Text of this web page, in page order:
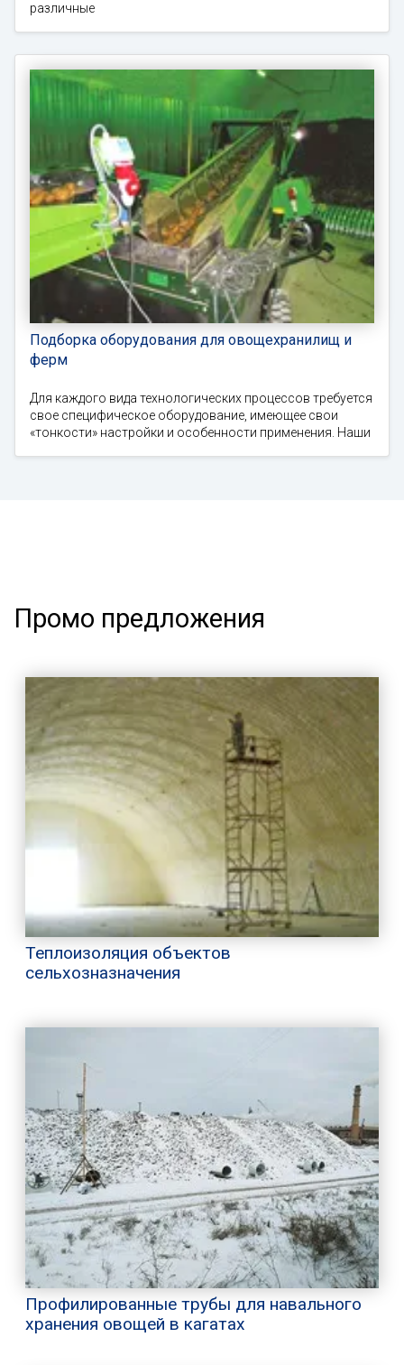
различные
Подборка оборудования для овощехранилищ и
ферм
Для каждого вида технологических процессов требуется
свое специфическое оборудование, имеющее свои
«тонкости» настройки и особенности применения. Наши
Промо предложения
Теплоизоляция объектов
сельхозназначения
Профилированные трубы для навального
хранения овощей в кагатах